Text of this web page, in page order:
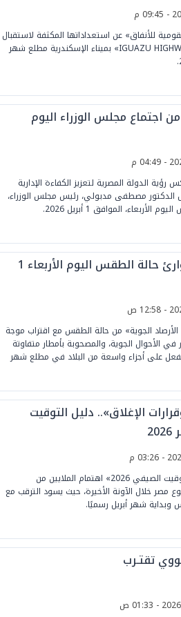
للأنفاق» عن استعداداتها المكثفة لاستقبال
السفينة العملاقة «IGUAZU HIGHWAY» بميناء الإسكندرية مطلع شهر
الدولة المصرية لتعزيز الكفاءة الإدارية
الدكتور مصطفى مدبولي، رئيس مجلس الوزراء،
الموافق 1 أبريل 2026.
الأرصاد تعلن طوارئ حالة الطقس اليوم الأربعاء 1
الجوية» من حالة الطقس مع اقتراب موجة
الأحوال الجوية، والمصحوبة بأمطار متفاوتة
على أجزاء واسعة من البلاد في مطلع شهر
الإغلاق».. دليل التوقيت
ينال «موعد تطبيق التوقيت الصيفي 2026» اهتمام الملايين من
مصر خلال الآونة الأخيرة، حيث يسود الترقب مع
وبداية شهر أبريل رسميًا.
تقتـرب